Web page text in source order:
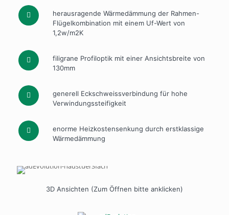
herausragende Wärmedämmung der Rahmen-
Flügelkombination mit einem Uf-Wert von
1,2w/m2K
filigrane Profiloptik mit einer Ansichtsbreite von
130mm
generell Eckschweissverbindung für hohe
Verwindungssteifigkeit
enorme Heizkostensenkung durch erstklassige
Wärmedämmung
3D Ansichten (Zum Öffnen bitte anklicken)